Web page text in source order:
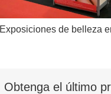
Exposiciones de belleza
Obtenga el último